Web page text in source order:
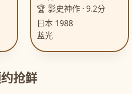
🏆 影史神作 · 9.2分
日本 1988
蓝光
抢鲜